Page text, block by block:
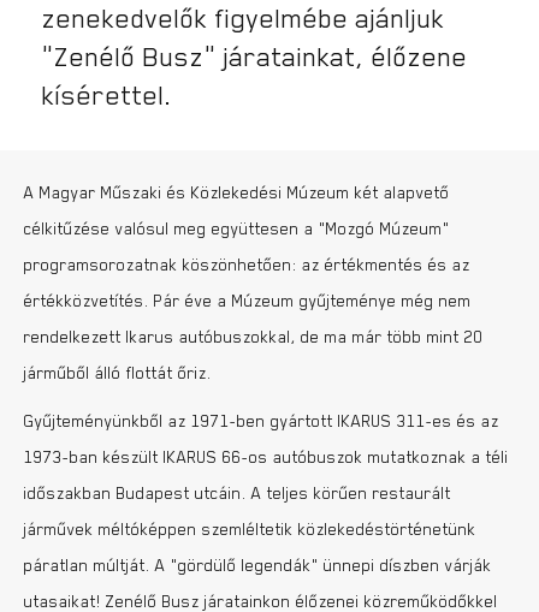
zenekedvelők figyelmébe ajánljuk
„Zenélő Busz” járatainkat, élőzene
kísérettel.
A Magyar Műszaki és Közlekedési Múzeum két alapvető
célkitűzése valósul meg együttesen a „Mozgó Múzeum”
programsorozatnak köszönhetően: az értékmentés és az
értékközvetítés. Pár éve a Múzeum gyűjteménye még nem
rendelkezett Ikarus autóbuszokkal, de ma már több mint 20
járműből álló flottát őriz.
Gyűjteményünkből az 1971-ben gyártott IKARUS 311-es és az
1973-ban készült IKARUS 66-os autóbuszok mutatkoznak a téli
időszakban Budapest utcáin. A teljes körűen restaurált
járművek méltóképpen szemléltetik közlekedéstörténetünk
páratlan múltját. A „gördülő legendák” ünnepi díszben várják
utasaikat! Zenélő Busz járatainkon élőzenei közreműködőkkel